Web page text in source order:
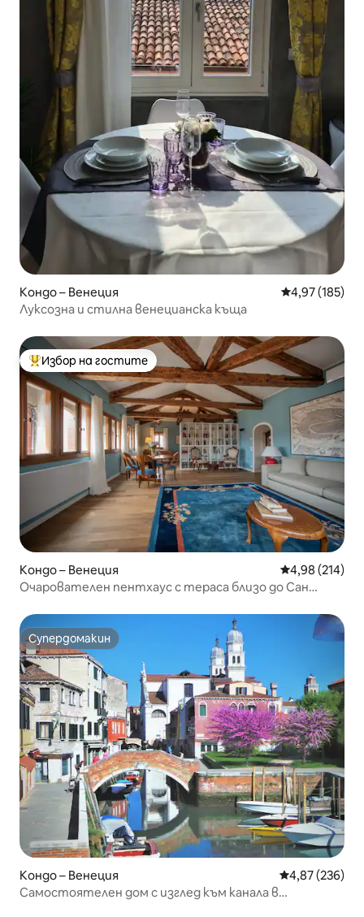
Кондо – Венеция Средна
4,97 (185)
Луксозна и стилна венецианска къща
Най-популярен избор на гостите
Избор на гостите
Кондо – Венеция Средна
4,98 (214)
Очарователен пентхаус с тераса близо до Сан
Супердомакин
Супердомакин
Кондо – Венеция Средна
4,87 (236)
Самостоятелен дом с изглед към канала в